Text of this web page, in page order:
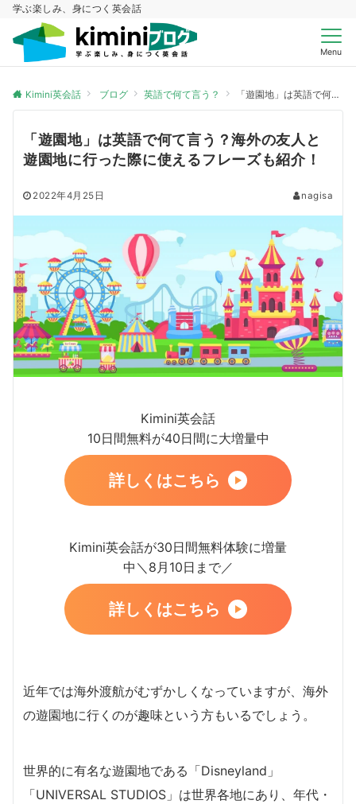
学ぶ楽しみ、身につく英会話
Menu
Kimini英会話 ブログ 英語で何て言う？ 「遊園地」は英語で何て言う？海外の友人と遊園地に行った際に使えるフレーズも紹介！
「遊園地」は英語で何て言う？海外の友人と
遊園地に行った際に使えるフレーズも紹介！
2022年4月25日 nagisa
Kimini英会話
10日間無料が40日間に大増量中
詳しくはこちら
Kimini英会話が30日間無料体験に増量
中＼8月10日まで／
詳しくはこちら
近年では海外渡航がむずかしくなっていますが、海外
の遊園地に行くのが趣味という方もいるでしょう。
世界的に有名な遊園地である「Disneyland」
「UNIVERSAL STUDIOS」は世界各地にあり、年代・